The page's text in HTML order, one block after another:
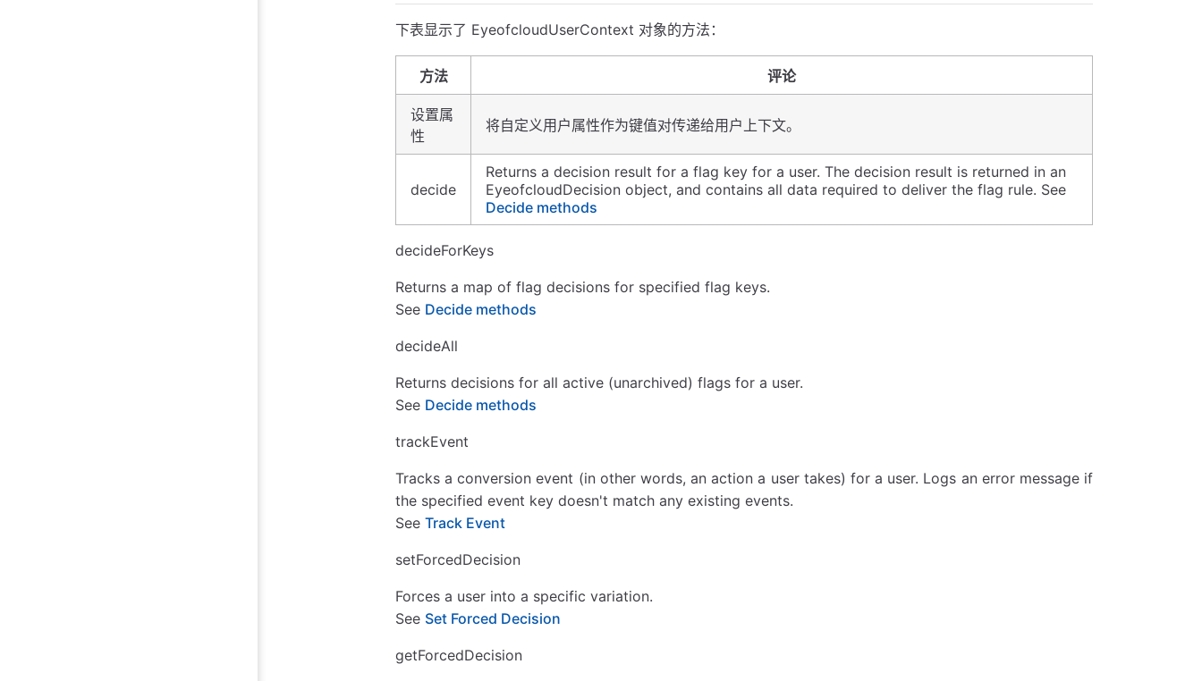
下表显示了 EyeofcloudUserContext 对象的方法：
方法 评论
设置属
性
将自定义用户属性作为键值对传递给用户上下文。
decide
Returns a decision result for a flag key for a user. The decision result is returned in an
EyeofcloudDecision object, and contains all data required to deliver the flag rule. See
Decide methods
decideForKeys
Returns a map of flag decisions for specified flag keys.
See Decide methods
decideAll
Returns decisions for all active (unarchived) flags for a user.
See Decide methods
trackEvent
Tracks a conversion event (in other words, an action a user takes) for a user. Logs an error message if
the specified event key doesn't match any existing events.
See Track Event
setForcedDecision
Forces a user into a specific variation.
See Set Forced Decision
getForcedDecision